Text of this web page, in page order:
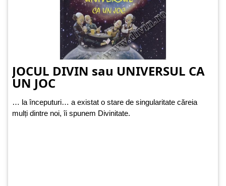
JOCUL DIVIN sau UNIVERSUL CA
UN JOC
… la începuturi… a existat o stare de singularitate căreia
mulți dintre noi, îi spunem Divinitate.